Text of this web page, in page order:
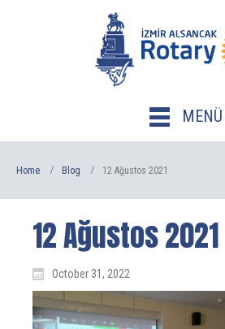
MENÜ
Home Blog 12 Ağustos 2021
12 Ağustos 2021
October 31, 2022